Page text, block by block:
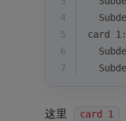
4
5
card
6
7
这里 card 1